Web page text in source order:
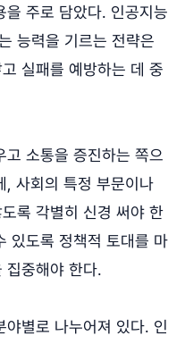
을 주로 담았다. 인공지능
능력을 기르는 전략은
실패를 예방하는 데 중
고 소통을 증진하는 쪽으
, 사회의 특정 부문이나
록 각별히 신경 써야 한
있도록 정책적 토대를 마
집중해야 한다.
별로 나누어져 있다. 인